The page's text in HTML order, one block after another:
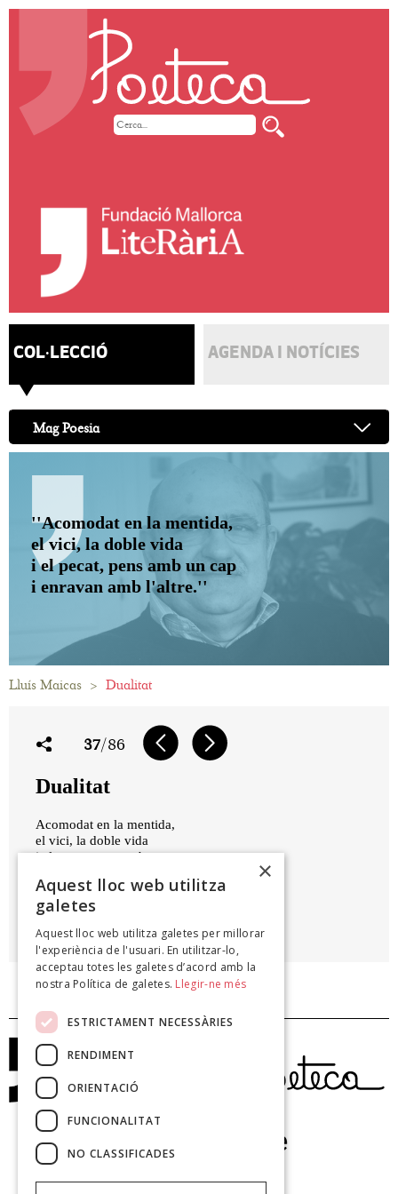
COL·LECCIÓ AGENDA I NOTÍCIES
Mag Poesia
''Acomodat en la mentida,
el vici, la doble vida
i el pecat, pens amb un cap
i enravan amb l'altre.''
Lluís Maicas > Dualitat
37/86
Dualitat
Acomodat en la mentida,
el vici, la doble vida
i el pecat, pens amb un cap
Viatge al cor, 1997
×
Aquest lloc web utilitza
galetes
Aquest lloc web utilitza galetes per millorar
l'experiència de l'usuari. En utilitzar-lo,
acceptau totes les galetes d’acord amb la
nostra Política de galetes. Llegir-ne més
ESTRICTAMENT NECESSÀRIES
RENDIMENT
ORIENTACIÓ
FUNCIONALITAT
NO CLASSIFICADES